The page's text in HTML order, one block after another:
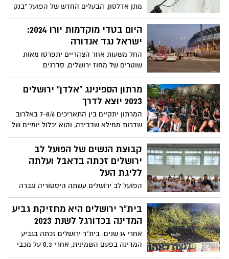
מתן אדלסון, הבעלים החדש של הפועל "בנק
יהב" ירושלים, קיים אתמול (ד') מסיבת
עיתונאים שבה הציג את חזונו לגבי השנים
הבאות. אדלסון גם הכריז על המשך דרכם של
קרינגטון לעוד שלוש שנים
היום בטדי מוקדמות יורו 2024:
ישראל נגד אנדורה
החל משעות אחר הצהריים יתפרסו מאות
שוטרים של מחוז ירושלים, סדרנים
ומאבטחים, באזור האצטדיון ובתוכו, ויפעלו
לשמירה על הסדר והביטחון, לאבטחת הקהל
ולהכוונת התנועה באזור
מרתון הספינינג "אלדן" ירושלים
2023 יוצא לדרך
המרתון יתקיים בין התאריכים 7-8/6 באלרוב
שדרות ממילא שבבירה, והוא יכלול יומיים של
אירועי ספינינג, המחולקים לשלושה מקצים
שונים
קבוצת הנשים של הפועל לב
ירושלים זכתה בדאבל ועלתה
לליגת העל
הפועל לב ירושלים עשתה היסטוריה וגברה
ביום שישי, במשחק השני במסגרת גמר
הפלייאוף על קבוצת הפועל כפר סבא 58:38
בית"ר ירושלים היא מחזיקת גביע
המדינה בכדורגל לשנת 2023
אחרי 14 שנים: בית"ר ירושלים זכתה בגביע
המדינה בפעם השמינית, אחרי 0:3 על מכבי
נתניה